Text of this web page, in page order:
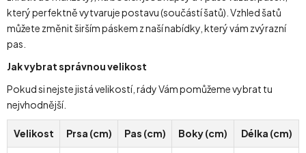
který perfektně vytvaruje postavu (součástí šatů). Vzhled šatů
můžete změnit širším páskem z naší nabídky, který vám zvýrazní
pas.
Jak vybrat správnou velikost
Pokud si nejste jistá velikostí, rády Vám pomůžeme vybrat tu
nejvhodnější.
Velikost Prsa (cm) Pas (cm) Boky (cm) Délka (cm)